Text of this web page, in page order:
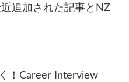
追加された記事とNZ
！Career Interview